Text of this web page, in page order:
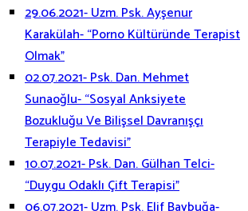
29.06.2021- Uzm. Psk. Ayşenur
Karakülah- “Porno Kültüründe Terapist
Olmak”
02.07.2021- Psk. Dan. Mehmet
Sunaoğlu- “Sosyal Anksiyete
Bozukluğu Ve Bilişsel Davranışçı
Terapiyle Tedavisi”
10.07.2021- Psk. Dan. Gülhan Telci-
“Duygu Odaklı Çift Terapisi”